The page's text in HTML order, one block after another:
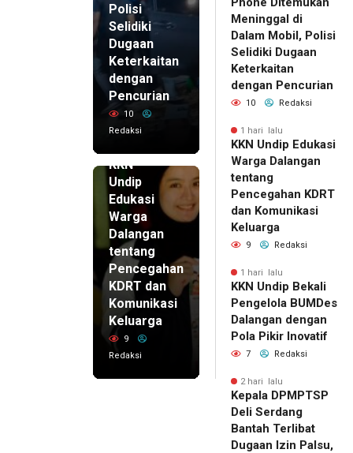
Polisi
Selidiki
Dugaan
Keterkaitan
dengan
Pencurian
10
Redaksi
KKN
Undip
Edukasi
Warga
Dalangan
tentang
Pencegahan
KDRT dan
Komunikasi
Keluarga
9
Redaksi
Meninggal di
Dalam Mobil, Polisi
Selidiki Dugaan
Keterkaitan
dengan Pencurian
10 Redaksi
1 hari lalu
KKN Undip Edukasi
Warga Dalangan
tentang
Pencegahan KDRT
dan Komunikasi
Keluarga
9 Redaksi
1 hari lalu
KKN Undip Bekali
Pengelola BUMDes
Dalangan dengan
Pola Pikir Inovatif
7 Redaksi
2 hari lalu
Kepala DPMPTSP
Deli Serdang
Bantah Terlibat
Dugaan Izin Palsu,